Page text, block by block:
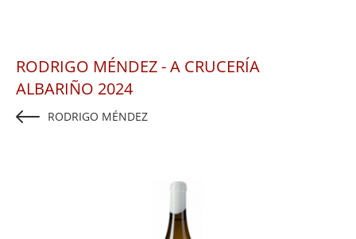
RODRIGO MÉNDEZ - A CRUCERÍA
ALBARIÑO 2024
RODRIGO MÉNDEZ